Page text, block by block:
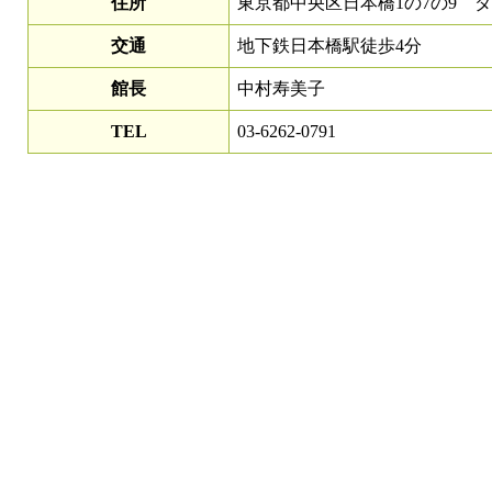
交通 地下鉄日本橋駅徒歩4分
館長 中村寿美子
TEL 03-6262-0791